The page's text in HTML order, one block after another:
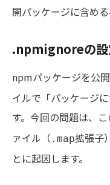
開パッケージに含め
.npmignoreの設
npmパッケージを公開
イルで「パッケージ
す。今回の問題は、こ
ァイル（ .map拡張子
とに起因します。